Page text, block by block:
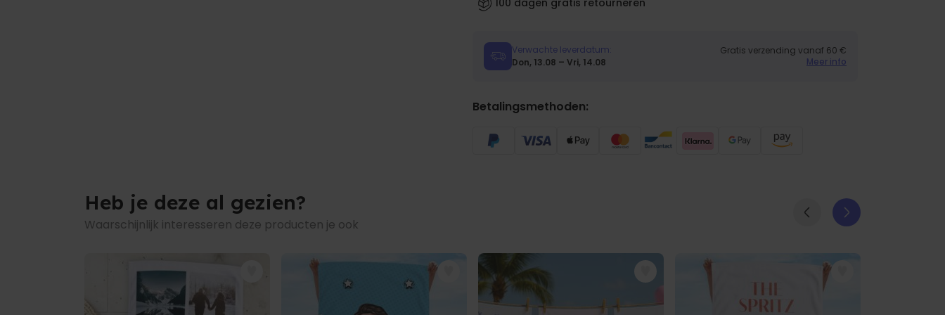
100 dagen gratis retourneren
Verwachte leverdatum:
Don, 13.08 – Vri, 14.08
Gratis verzending vanaf 60 €
Meer info
Betalingsmethoden:
Heb je deze al gezien?
Waarschijnlijk interesseren deze producten je ook